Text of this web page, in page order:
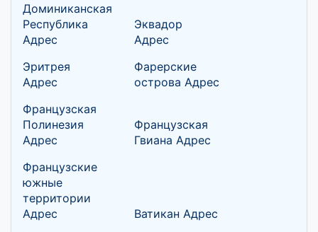
Доминиканская
Республика
Адрес
Эквадор
Адрес
Эритрея
Адрес
Фарерские
острова Адрес
Французская
Полинезия
Адрес
Французская
Гвиана Адрес
Французские
южные
территории
Адрес
Ватикан Адрес